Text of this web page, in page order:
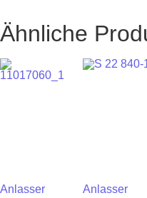
Ähnliche
Anlasser
Anlasser